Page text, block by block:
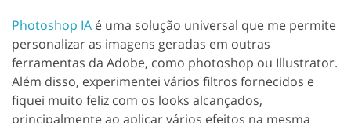
Photoshop IA é uma solução universal que me permite
personalizar as imagens geradas em outras
ferramentas da Adobe, como photoshop ou Illustrator.
Além disso, experimentei vários filtros fornecidos e
fiquei muito feliz com os looks alcançados,
principalmente ao aplicar vários efeitos na mesma